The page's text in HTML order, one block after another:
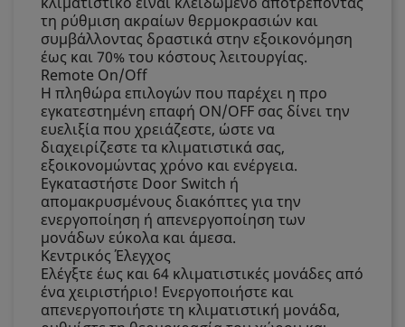
τη ρύθμιση ακραίων θερμοκρασιών και
συμβάλλοντας δραστικά στην εξοικονόμηση
έως και 70% του κόστους λειτουργίας.
Remote On/Off
Η πληθώρα επιλογών που παρέχει η προ
εγκατεστημένη επαφή ON/OFF σας δίνει την
ευελιξία που χρειάζεστε, ώστε να
διαχειρίζεστε τα κλιματιστικά σας,
εξοικονομώντας χρόνο και ενέργεια.
Εγκαταστήστε Door Switch ή
απομακρυσμένους διακόπτες για την
ενεργοποίηση ή απενεργοποίηση των
μονάδων εύκολα και άμεσα.
Κεντρικός Έλεγχος
Ελέγξτε έως και 64 κλιματιστικές μονάδες από
ένα χειριστήριο! Ενεργοποιήστε και
απενεργοποιήστε τη κλιματιστική μονάδα,